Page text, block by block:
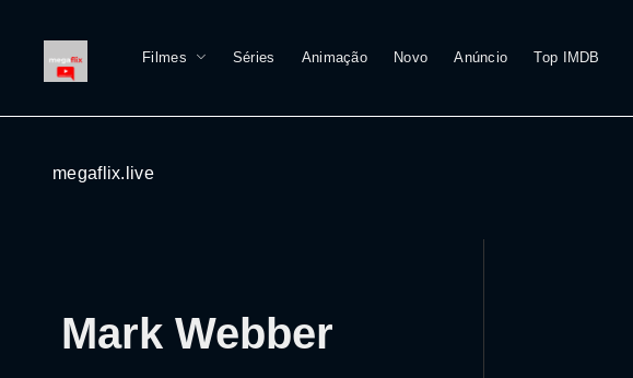
Filmes Séries Animação Novo Anúncio Top IMDB
megaflix.live
Mark Webber